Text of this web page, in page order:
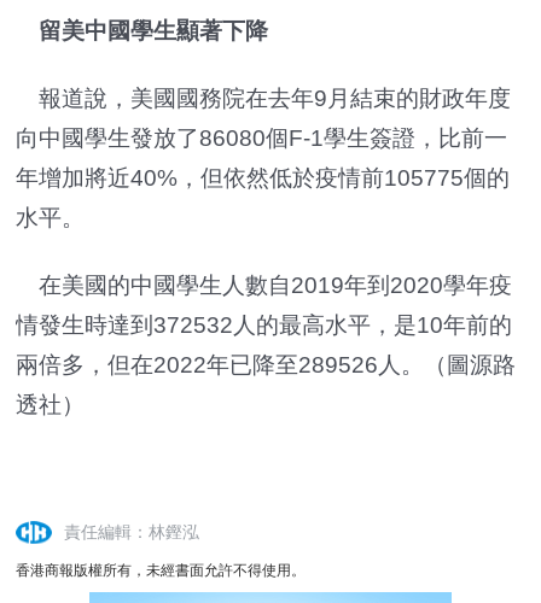
留美中國學生顯著下降
報道說，美國國務院在去年9月結束的財政年度
向中國學生發放了86080個F-1學生簽證，比前一
年增加將近40%，但依然低於疫情前105775個的
水平。
在美國的中國學生人數自2019年到2020學年疫
情發生時達到372532人的最高水平，是10年前的
兩倍多，但在2022年已降至289526人。（圖源路
透社）
責任編輯：林鏗泓
香港商報版權所有，未經書面允許不得使用。